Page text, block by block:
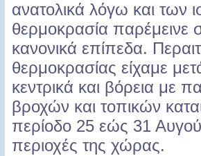
ανατολικά λόγω και των
θερμοκρασία παρέμεινε
κανονικά επίπεδα.
θερμοκρασίας είχαμε
κεντρικά και βόρεια με
βροχών και τοπικών
περίοδο 25 εώς 31
περιοχές της χώρας.